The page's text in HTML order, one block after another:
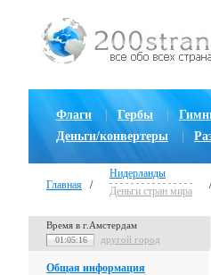
Флаги Гербы
Деньги/конвертеры
Главная /
Нидерланды
Деньги стран мира
Время в г.Амстердам
01:05:18 другой город
Общая информация